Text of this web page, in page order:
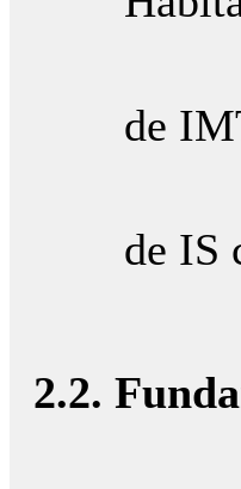
de
de IS
2.2.